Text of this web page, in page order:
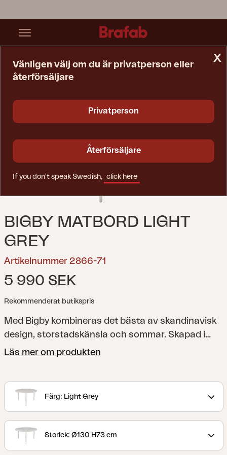
BIGBY MATBORD LIGHT
GREY
Artikelnummer 2866-71
5 990 SEK
Rekommenderat butikspris
Med Bigby kombineras det bästa av skandinavisk
design, storstadskänsla och sommar. Skapad i
aluminium och utformad med eleganta linjer och
ribbor. De somriga färgerna ger också det extra
lyftet för känslan.
Läs mer om produkten
Färg: Light Grey
Storlek: Ø130 H73 cm
x
Vänligen välj om du är privatperson eller
återförsäljare
Privatperson
Återförsäljare
If you don't speak Swedish, click here